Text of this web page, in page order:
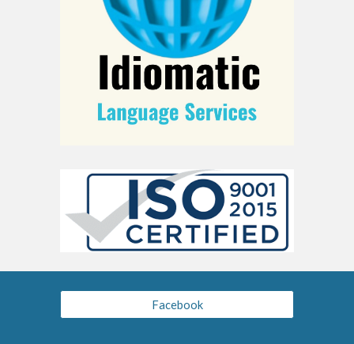
Facebook